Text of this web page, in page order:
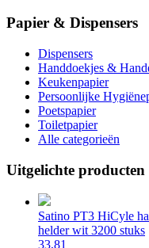
Papier & Dispensers
Dispensers
Handdoekjes &
Keukenpapier
Persoonlijke
Poetspapier
Toiletpapier
Alle categorieën
Uitgelichte producten
Satino PT3 HiCyle
helder wit 3200 stuks
33,81